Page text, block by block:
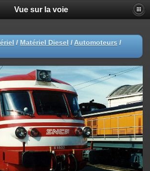
Vue sur la voie
/ Matériel Diesel / Automoteurs /